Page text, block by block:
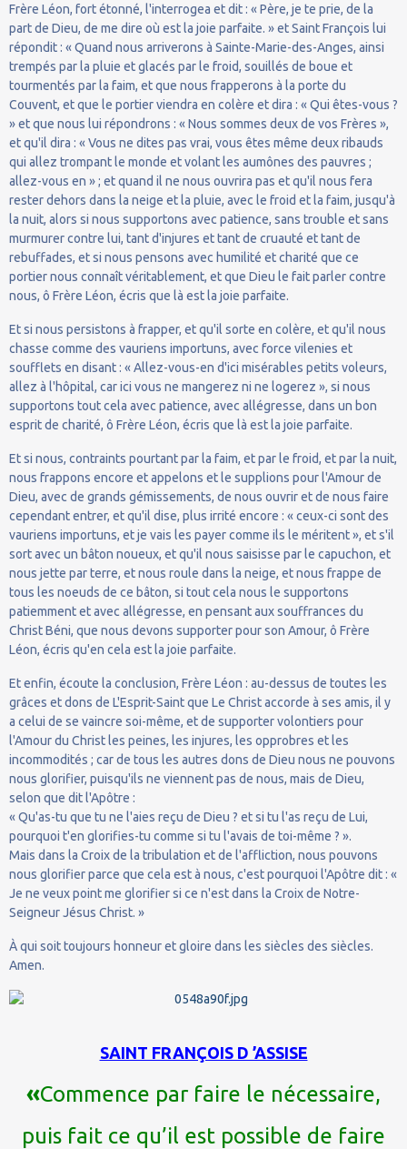
Frère Léon, fort étonné, l'interrogea et dit : « Père, je te prie, de la
part de Dieu, de me dire où est la joie parfaite. » et Saint François lui
répondit : « Quand nous arriverons à Sainte-Marie-des-Anges, ainsi
trempés par la pluie et glacés par le froid, souillés de boue et
tourmentés par la faim, et que nous frapperons à la porte du
Couvent, et que le portier viendra en colère et dira : « Qui êtes-vous ?
» et que nous lui répondrons : « Nous sommes deux de vos Frères »,
et qu'il dira : « Vous ne dites pas vrai, vous êtes même deux ribauds
qui allez trompant le monde et volant les aumônes des pauvres ;
allez-vous en » ; et quand il ne nous ouvrira pas et qu'il nous fera
rester dehors dans la neige et la pluie, avec le froid et la faim, jusqu'à
la nuit, alors si nous supportons avec patience, sans trouble et sans
murmurer contre lui, tant d'injures et tant de cruauté et tant de
rebuffades, et si nous pensons avec humilité et charité que ce
portier nous connaît véritablement, et que Dieu le fait parler contre
nous, ô Frère Léon, écris que là est la joie parfaite.
Et si nous persistons à frapper, et qu'il sorte en colère, et qu'il nous
chasse comme des vauriens importuns, avec force vilenies et
soufflets en disant : « Allez-vous-en d'ici misérables petits voleurs,
allez à l'hôpital, car ici vous ne mangerez ni ne logerez », si nous
supportons tout cela avec patience, avec allégresse, dans un bon
esprit de charité, ô Frère Léon, écris que là est la joie parfaite.
Et si nous, contraints pourtant par la faim, et par le froid, et par la nuit,
nous frappons encore et appelons et le supplions pour l'Amour de
Dieu, avec de grands gémissements, de nous ouvrir et de nous faire
cependant entrer, et qu'il dise, plus irrité encore : « ceux-ci sont des
vauriens importuns, et je vais les payer comme ils le méritent », et s'il
sort avec un bâton noueux, et qu'il nous saisisse par le capuchon, et
nous jette par terre, et nous roule dans la neige, et nous frappe de
tous les noeuds de ce bâton, si tout cela nous le supportons
patiemment et avec allégresse, en pensant aux souffrances du
Christ Béni, que nous devons supporter pour son Amour, ô Frère
Léon, écris qu'en cela est la joie parfaite.
Et enfin, écoute la conclusion, Frère Léon : au-dessus de toutes les
grâces et dons de L'Esprit-Saint que Le Christ accorde à ses amis, il y
a celui de se vaincre soi-même, et de supporter volontiers pour
l'Amour du Christ les peines, les injures, les opprobres et les
incommodités ; car de tous les autres dons de Dieu nous ne pouvons
nous glorifier, puisqu'ils ne viennent pas de nous, mais de Dieu,
selon que dit l'Apôtre :
« Qu'as-tu que tu ne l'aies reçu de Dieu ? et si tu l'as reçu de Lui,
pourquoi t'en glorifies-tu comme si tu l'avais de toi-même ? ».
Mais dans la Croix de la tribulation et de l'affliction, nous pouvons
nous glorifier parce que cela est à nous, c'est pourquoi l'Apôtre dit : «
Je ne veux point me glorifier si ce n'est dans la Croix de Notre-
Seigneur Jésus Christ. »
À qui soit toujours honneur et gloire dans les siècles des siècles.
Amen.
SAINT FRANÇOIS D ’ASSISE
«Commence par faire le nécessaire,
puis fait ce qu’il est possible de faire